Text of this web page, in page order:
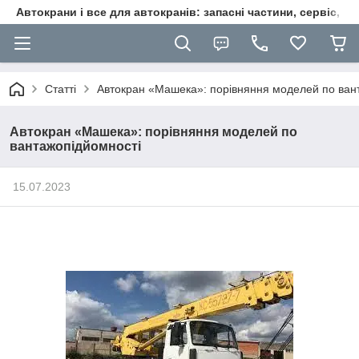
Автокрани і все для автокранів: запасні частини, сервіс,
Статті Автокран «Машека»: порівняння моделей по
Автокран «Машека»: порівняння моделей по
вантажопідйомності
15.07.2023